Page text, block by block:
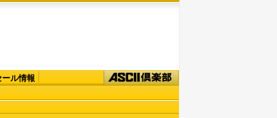
ール情報